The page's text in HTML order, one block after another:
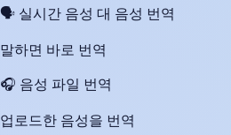
🗣️ 실시간 음성 대 음성 번역
말하면 바로 번역
🎧 음성 파일 번역
업로드한 음성을 번역